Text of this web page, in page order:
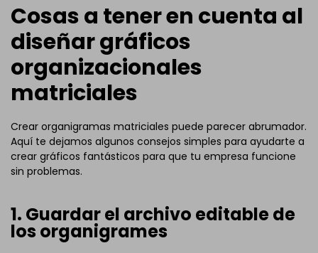
Cosas a tener en cuenta al
diseñar gráficos
organizacionales
matriciales
Crear organigramas matriciales puede parecer abrumador.
Aquí te dejamos algunos consejos simples para ayudarte a
crear gráficos fantásticos para que tu empresa funcione
sin problemas.
1. Guardar el archivo editable de
los organigrames